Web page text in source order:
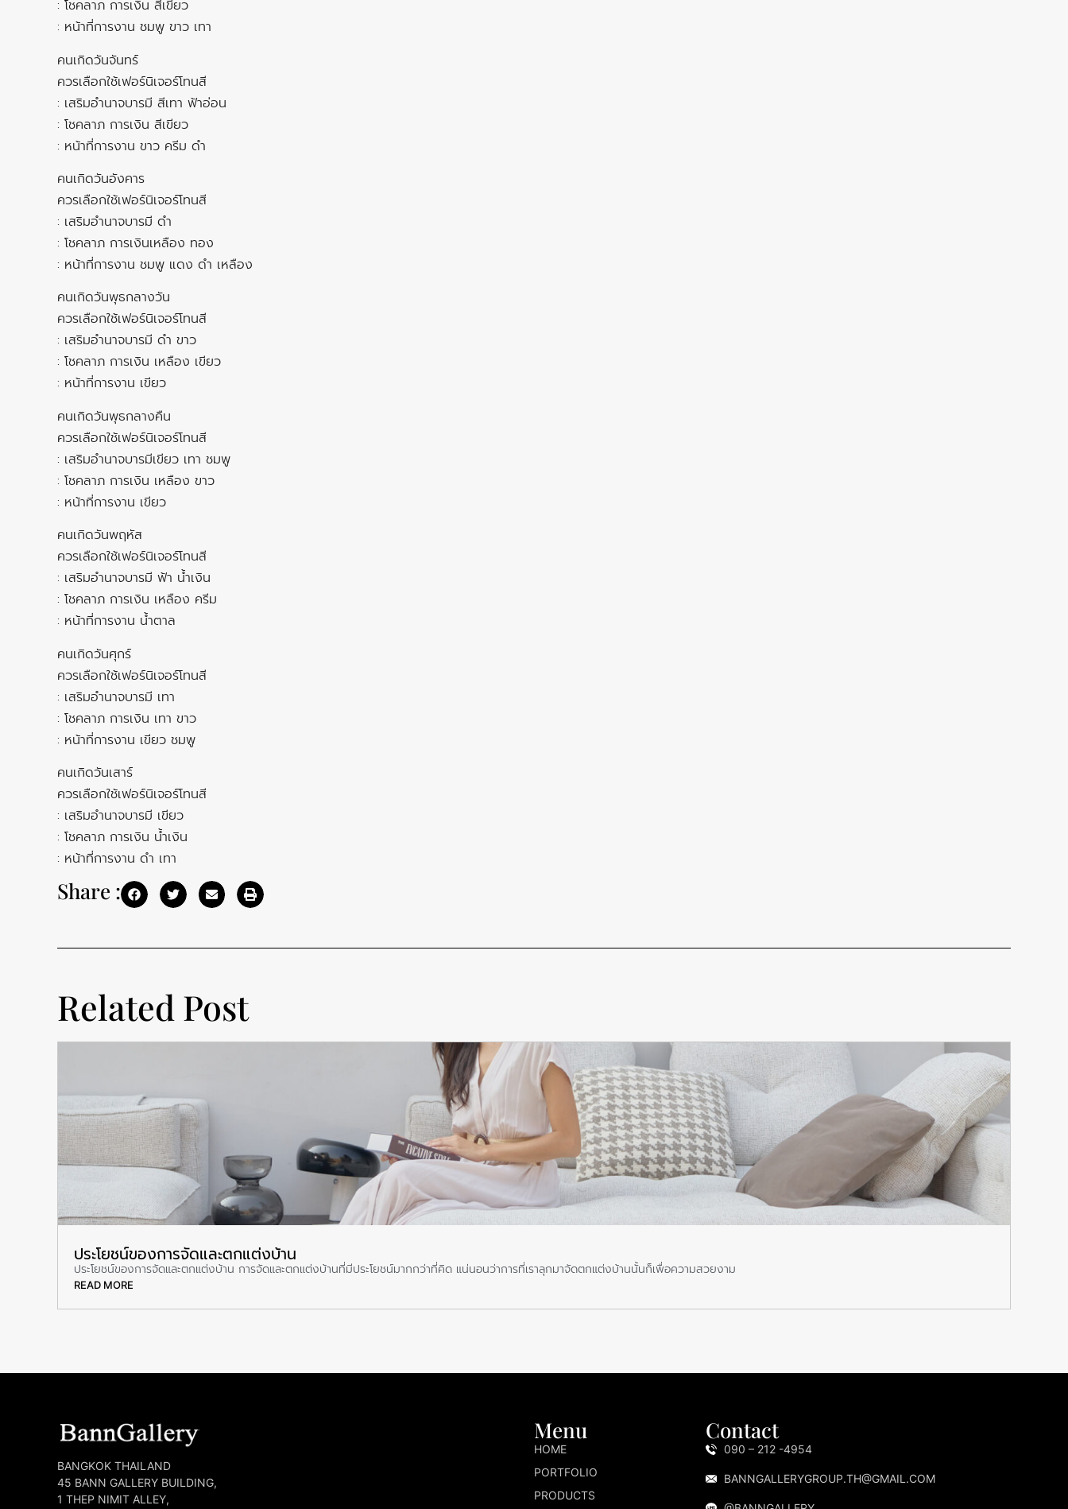
: โชคลาภ การเงิน สีเขียว
: หน้าที่การงาน ชมพู ขาว เทา
คนเกิดวันจันทร์
ควรเลือกใช้เฟอร์นิเจอร์โทนสี
: เสริมอำนาจบารมี สีเทา ฟ้าอ่อน
: โชคลาภ การเงิน สีเขียว
: หน้าที่การงาน ขาว ครีม ดำ
คนเกิดวันอังคาร
ควรเลือกใช้เฟอร์นิเจอร์โทนสี
: เสริมอำนาจบารมี ดำ
: โชคลาภ การเงินเหลือง ทอง
: หน้าที่การงาน ชมพู แดง ดำ เหลือง
คนเกิดวันพุธกลางวัน
ควรเลือกใช้เฟอร์นิเจอร์โทนสี
: เสริมอำนาจบารมี ดำ ขาว
: โชคลาภ การเงิน เหลือง เขียว
: หน้าที่การงาน เขียว
คนเกิดวันพุธกลางคืน
ควรเลือกใช้เฟอร์นิเจอร์โทนสี
: เสริมอำนาจบารมีเขียว เทา ชมพู
: โชคลาภ การเงิน เหลือง ขาว
: หน้าที่การงาน เขียว
คนเกิดวันพฤหัส
ควรเลือกใช้เฟอร์นิเจอร์โทนสี
: เสริมอำนาจบารมี ฟ้า น้ำเงิน
: โชคลาภ การเงิน เหลือง ครีม
: หน้าที่การงาน น้ำตาล
คนเกิดวันศุกร์
ควรเลือกใช้เฟอร์นิเจอร์โทนสี
: เสริมอำนาจบารมี เทา
: โชคลาภ การเงิน เทา ขาว
: หน้าที่การงาน เขียว ชมพู
คนเกิดวันเสาร์
ควรเลือกใช้เฟอร์นิเจอร์โทนสี
: เสริมอำนาจบารมี เขียว
: โชคลาภ การเงิน น้ำเงิน
: หน้าที่การงาน ดำ เทา
Share :
Related Post
ประโยชน์ของการจัดและตกแต่งบ้าน
ประโยชน์ของการจัดและตกแต่งบ้าน การจัดและตกแต่งบ้านที่มีประโยชน์มากกว่าที่คิด แน่นอนว่าการที่เราลุกมาจัดตกแต่งบ้านนั้นก็เพื่อความสวยงาม
READ MORE
BANGKOK THAILAND
45 BANN GALLERY BUILDING,
1 THEP NIMIT ALLEY,
Menu
HOME
PORTFOLIO
PRODUCTS
Contact
090 – 212 -4954
BANNGALLERYGROUP.TH@GMAIL.COM